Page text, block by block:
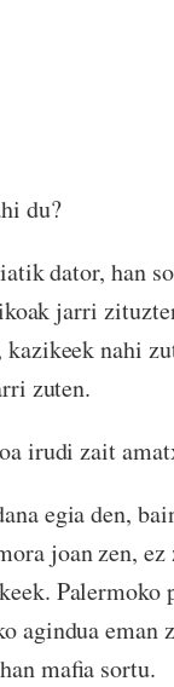
du?
dator, han
jarri
nahi
zuten.
irudi zait
egia den,
joan zen,
agindua eman
mafia sortu.